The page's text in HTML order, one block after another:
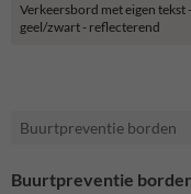
Verkeersbord met eigen tekst -
geel/zwart - reflecterend
Buurtpreventie borden
Buurtpreventie